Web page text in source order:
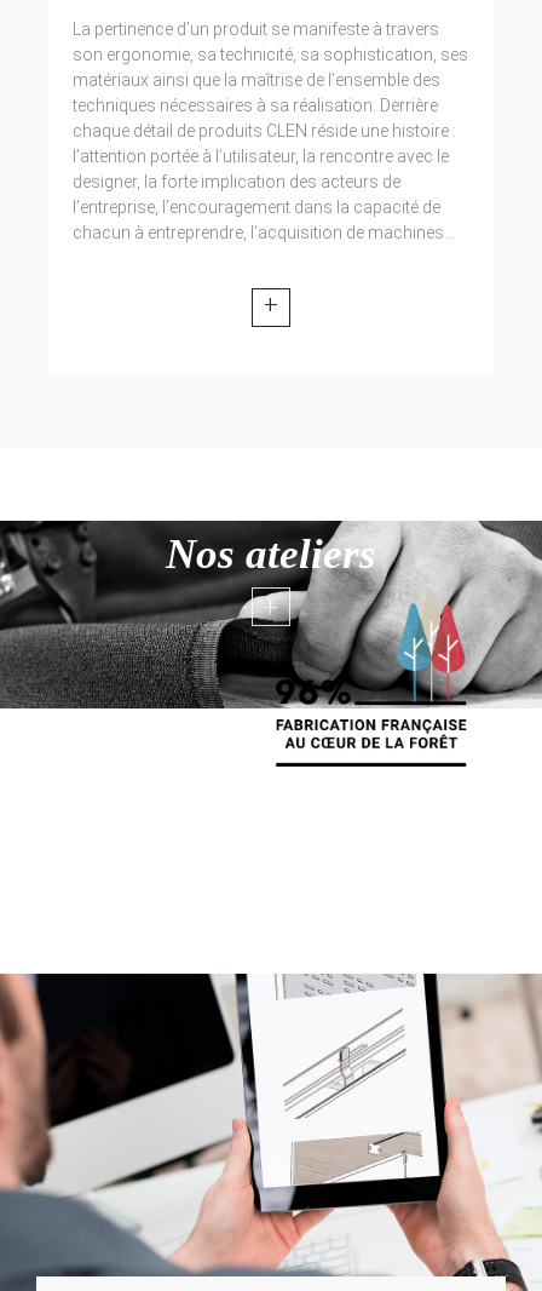
La pertinence d’un produit se manifeste à travers
son ergonomie, sa technicité, sa sophistication, ses
matériaux ainsi que la maîtrise de l’ensemble des
techniques nécessaires à sa réalisation. Derrière
chaque détail de produits CLEN réside une histoire :
l’attention portée à l’utilisateur, la rencontre avec le
designer, la forte implication des acteurs de
l’entreprise, l’encouragement dans la capacité de
chacun à entreprendre, l’acquisition de machines...
+
Nos ateliers
+